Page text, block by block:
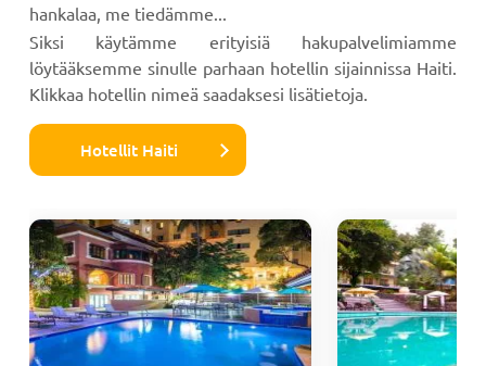
hankalaa, me tiedämme...
Siksi käytämme erityisiä hakupalvelimiamme
löytääksemme sinulle parhaan hotellin sijainnissa Haiti.
Klikkaa hotellin nimeä saadaksesi lisätietoja.
Hotellit Haiti